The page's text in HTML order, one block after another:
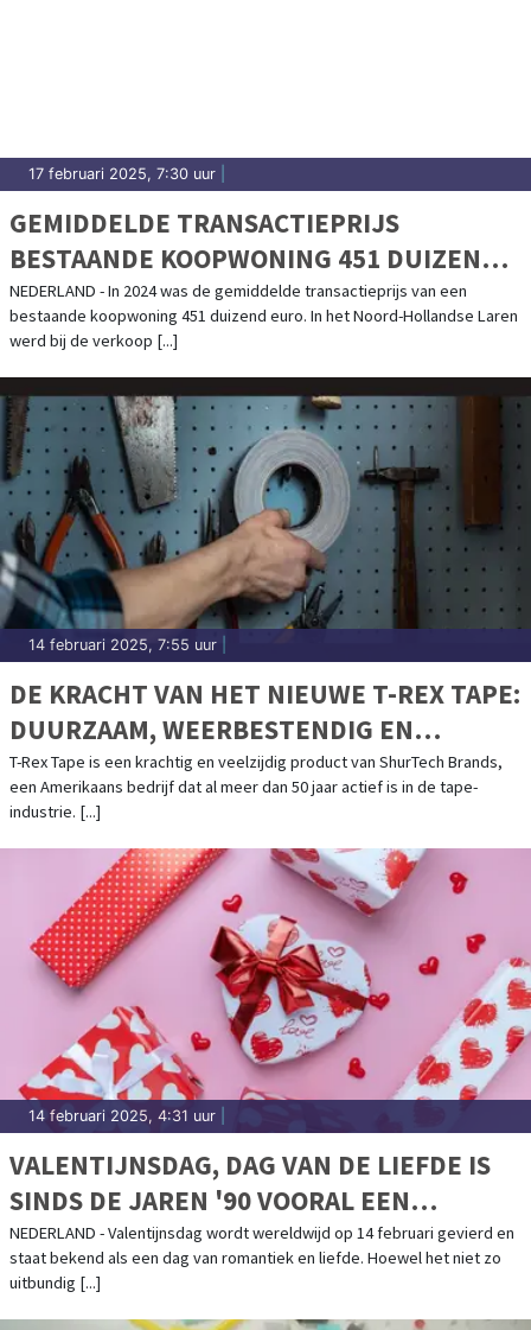
17 februari 2025, 7:30 uur
GEMIDDELDE TRANSACTIEPRIJS
BESTAANDE KOOPWONING 451 DUIZEND
EURO IN 2024
NEDERLAND - In 2024 was de gemiddelde transactieprijs van een
bestaande koopwoning 451 duizend euro. In het Noord-Hollandse Laren
werd bij de verkoop [...]
14 februari 2025, 7:55 uur
DE KRACHT VAN HET NIEUWE T-REX TAPE:
DUURZAAM, WEERBESTENDIG EN
ONVERSLAANBAAR
T-Rex Tape is een krachtig en veelzijdig product van ShurTech Brands,
een Amerikaans bedrijf dat al meer dan 50 jaar actief is in de tape-
industrie. [...]
14 februari 2025, 4:31 uur
VALENTIJNSDAG, DAG VAN DE LIEFDE IS
SINDS DE JAREN '90 VOORAL EEN
COMMERCIEEL SUCCES
NEDERLAND - Valentijnsdag wordt wereldwijd op 14 februari gevierd en
staat bekend als een dag van romantiek en liefde. Hoewel het niet zo
uitbundig [...]